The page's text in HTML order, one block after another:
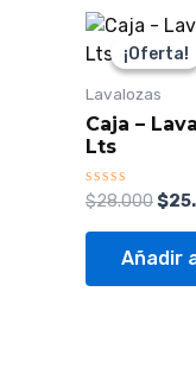
¡Oferta!
¡Oferta!
Lavalozas
Caja –
Lts
Valorado
con
0
$28.000
El
$
Añadir